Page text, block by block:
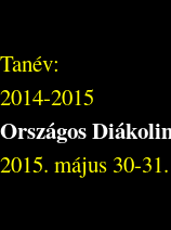
Tanév:
2014-2015
Országos
2015. május 30-31.